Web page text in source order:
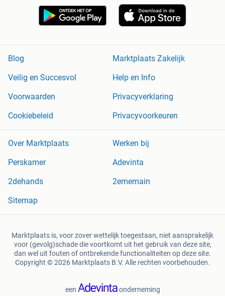
Blog
Marktplaats Zakelijk
Veilig en Succesvol
Help en Info
Voorwaarden
Privacyverklaring
Cookiebeleid
Privacyvoorkeuren
Over Marktplaats
Werken bij
Perskamer
Adevinta
2dehands
2ememain
Sitemap
Marktplaats is, voor zover wettelijk toegestaan, niet aansprakelijk
voor (gevolg)schade die voortkomt uit het gebruik van deze site,
dan wel uit fouten of ontbrekende functionaliteiten op deze site.
Copyright © 2026 Marktplaats B.V. Alle rechten voorbehouden.
een onderneming